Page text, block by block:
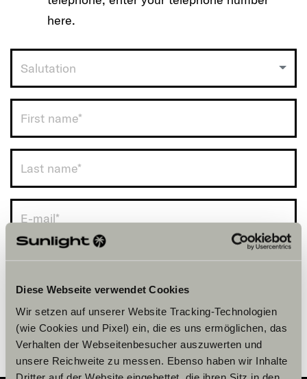
Diese Webseite verwendet Cookies
Wir setzen auf unserer Website Tracking-Technologien
(wie Cookies und Pixel) ein, die es uns ermöglichen, das
Verhalten der Webseitenbesucher auszuwerten und
unsere Reichweite zu messen. Ebenso haben wir Inhalte
2. Select dealer & submit
here.
Salutation